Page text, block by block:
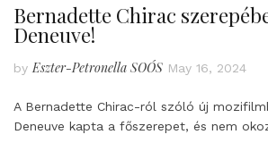
Bernadette Chirac
Deneuve!
by Eszter-Petronella SOÓS May 16, 2024
A Bernadette Chirac-ról szóló új
Deneuve kapta a főszerepet, és nem